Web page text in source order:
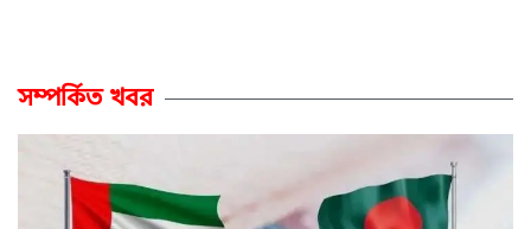
সম্পর্কিত খবর